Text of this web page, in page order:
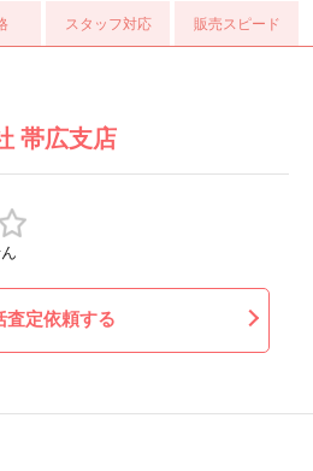
スタッフ対応 販売スピード
帯広支店
査定依頼する